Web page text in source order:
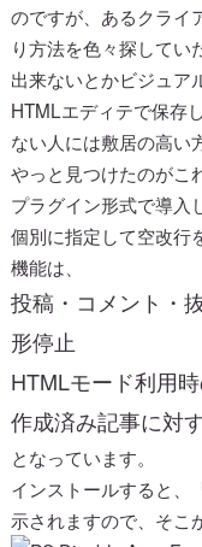
のですが、あるクライ
り方法を色々探して
出来ないとかビジュア
HTMLエディテで保存
ない人には敷居の高い
やっと見つけたのがこ
プラグイン形式で導入
個別に指定して空改行
機能は、
投稿・コメント・
形停止
HTMLモード利用
作成済み記事に対
となっています。
インストールすると、
示されますので、そこ